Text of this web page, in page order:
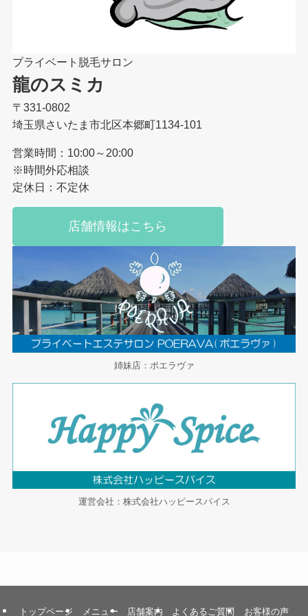
プライベート脱毛サロン
龍のスミカ
〒331-0802
埼玉県さいたま市北区本郷町1134-101
営業時間：10:00～20:00
※時間外応相談
定休日：不定休
店舗情報はこちら
姉妹店：ポエラヴァ
運営会社：株式会社ハッピースパイス
トップページ メニュー 店舗案内 よくあるご質問 お客様の声